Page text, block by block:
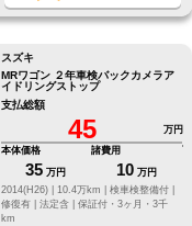
スズキ
MRワゴン ２年車検バックカメラア
イドリングストップ
支払総額
45
万円
本体価格
35 万円
諸費用
10 万円
2014(H26) |
10.4万km |
検車検整備付 |
修復有 | 法定含 | 保証付・3ヶ月・3千
km